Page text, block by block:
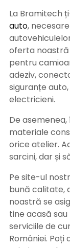
La Bramitech
auto,
oferta noastră
pentru
adeziv,
siguranțe
electricieni.
De
materiale
orice atelier.
sarcini, dar și
Pe site-ul
bună calitate,
noastră se
tine acasă
serviciile de
României.